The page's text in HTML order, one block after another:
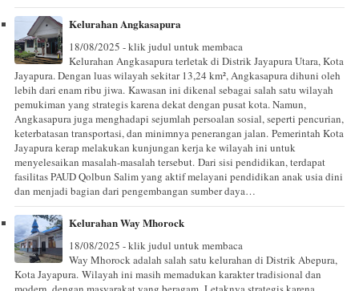
Kelurahan Angkasapura
18/08/2025 - klik judul untuk membaca
Kelurahan Angkasapura terletak di Distrik Jayapura Utara, Kota
Jayapura. Dengan luas wilayah sekitar 13,24 km², Angkasapura dihuni oleh
lebih dari enam ribu jiwa. Kawasan ini dikenal sebagai salah satu wilayah
pemukiman yang strategis karena dekat dengan pusat kota. Namun,
Angkasapura juga menghadapi sejumlah persoalan sosial, seperti pencurian,
keterbatasan transportasi, dan minimnya penerangan jalan. Pemerintah Kota
Jayapura kerap melakukan kunjungan kerja ke wilayah ini untuk
menyelesaikan masalah-masalah tersebut. Dari sisi pendidikan, terdapat
fasilitas PAUD Qolbun Salim yang aktif melayani pendidikan anak usia dini
dan menjadi bagian dari pengembangan sumber daya…
Kelurahan Way Mhorock
18/08/2025 - klik judul untuk membaca
Way Mhorock adalah salah satu kelurahan di Distrik Abepura,
Kota Jayapura. Wilayah ini masih memadukan karakter tradisional dan